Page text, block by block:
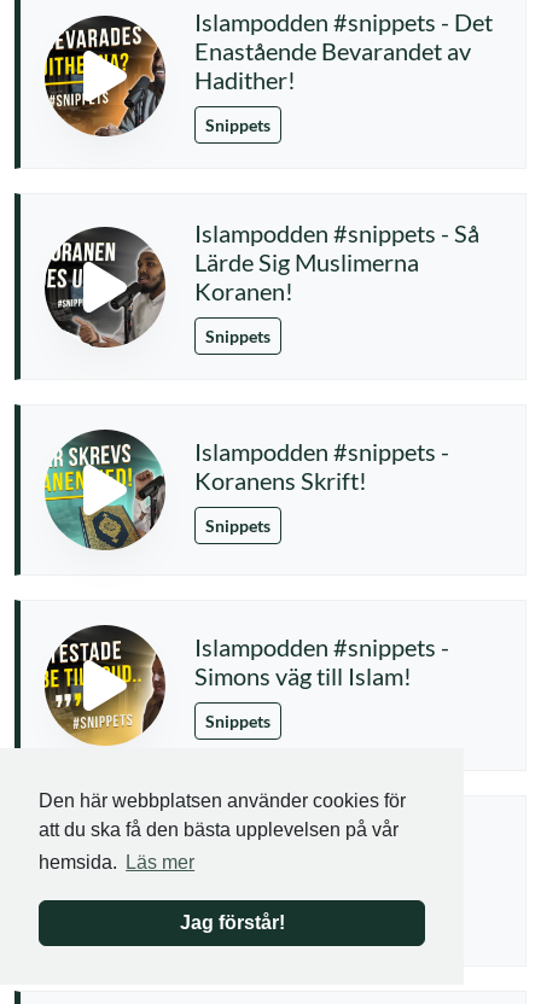
Den här webbplatsen använder cookies för
att du ska få den bästa upplevelsen på vår
hemsida.
Läs mer
Jag förstår!
Islampodden #snippets - Det
Enastående Bevarandet av
Hadither!
Snippets
Islampodden #snippets - Så
Lärde Sig Muslimerna
Koranen!
Snippets
Islampodden #snippets -
Koranens Skrift!
Snippets
Islampodden #snippets -
Simons väg till Islam!
Snippets
Islampodden #snippets -
Koranens Olika Namn
Snippets